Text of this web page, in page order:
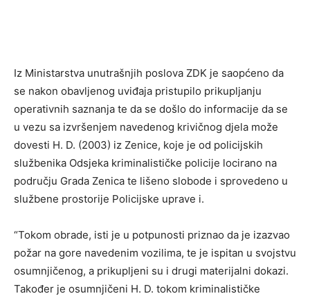
Iz Ministarstva unutrašnjih poslova ZDK je saopćeno da
se nakon obavljenog uviđaja pristupilo prikupljanju
operativnih saznanja te da se došlo do informacije da se
u vezu sa izvršenjem navedenog krivičnog djela može
dovesti H. D. (2003) iz Zenice, koje je od policijskih
službenika Odsjeka kriminalističke policije locirano na
području Grada Zenica te lišeno slobode i sprovedeno u
službene prostorije Policijske uprave i.
“Tokom obrade, isti je u potpunosti priznao da je izazvao
požar na gore navedenim vozilima, te je ispitan u svojstvu
osumnjičenog, a prikupljeni su i drugi materijalni dokazi.
Također je osumnjičeni H. D. tokom kriminalističke